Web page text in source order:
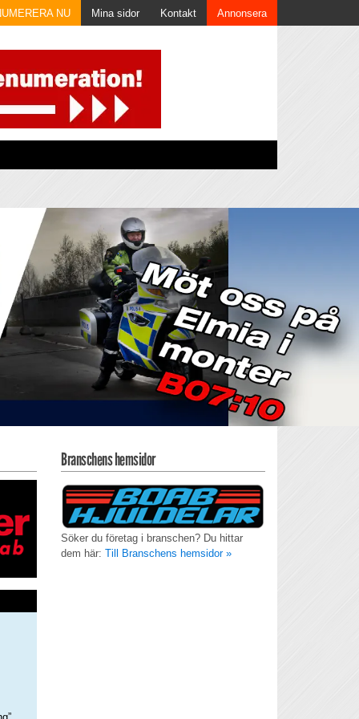
NU Mina sidor Kontakt Annonsera
Branschens hemsidor
Söker du företag i branschen? Du hittar
dem här: Till Branschens hemsidor »